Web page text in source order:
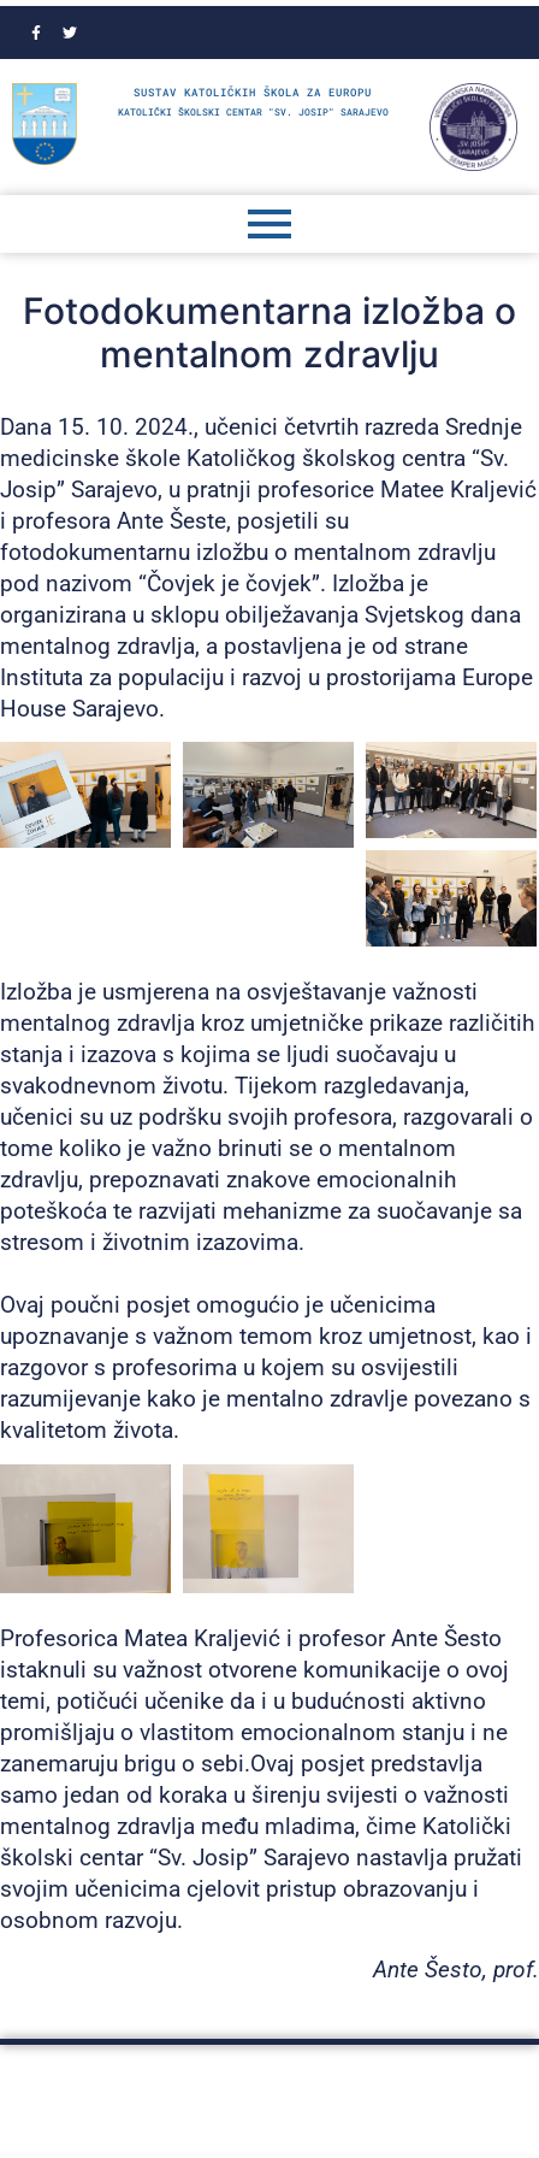
SUSTAV KATOLIČKIH ŠKOLA ZA EUROPU
KATOLIČKI ŠKOLSKI CENTAR "SV. JOSIP" SARAJEVO
Fotodokumentarna izložba o
mentalnom zdravlju
Dana 15. 10. 2024., učenici četvrtih razreda Srednje
medicinske škole Katoličkog školskog centra “Sv.
Josip” Sarajevo, u pratnji profesorice Matee Kraljević
i profesora Ante Šeste, posjetili su
fotodokumentarnu izložbu o mentalnom zdravlju
pod nazivom “Čovjek je čovjek”. Izložba je
organizirana u sklopu obilježavanja Svjetskog dana
mentalnog zdravlja, a postavljena je od strane
Instituta za populaciju i razvoj u prostorijama Europe
House Sarajevo.
Izložba je usmjerena na osvještavanje važnosti
mentalnog zdravlja kroz umjetničke prikaze različitih
stanja i izazova s kojima se ljudi suočavaju u
svakodnevnom životu. Tijekom razgledavanja,
učenici su uz podršku svojih profesora, razgovarali o
tome koliko je važno brinuti se o mentalnom
zdravlju, prepoznavati znakove emocionalnih
poteškoća te razvijati mehanizme za suočavanje sa
stresom i životnim izazovima.
Ovaj poučni posjet omogućio je učenicima
upoznavanje s važnom temom kroz umjetnost, kao i
razgovor s profesorima u kojem su osvijestili
razumijevanje kako je mentalno zdravlje povezano s
kvalitetom života.
Profesorica Matea Kraljević i profesor Ante Šesto
istaknuli su važnost otvorene komunikacije o ovoj
temi, potičući učenike da i u budućnosti aktivno
promišljaju o vlastitom emocionalnom stanju i ne
zanemaruju brigu o sebi.Ovaj posjet predstavlja
samo jedan od koraka u širenju svijesti o važnosti
mentalnog zdravlja među mladima, čime Katolički
školski centar “Sv. Josip” Sarajevo nastavlja pružati
svojim učenicima cjelovit pristup obrazovanju i
osobnom razvoju.
Ante Šesto, prof.